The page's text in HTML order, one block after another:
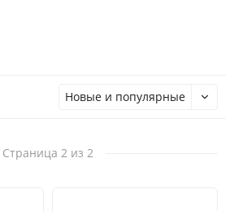
Новые и популярные
Страница 2 из 2